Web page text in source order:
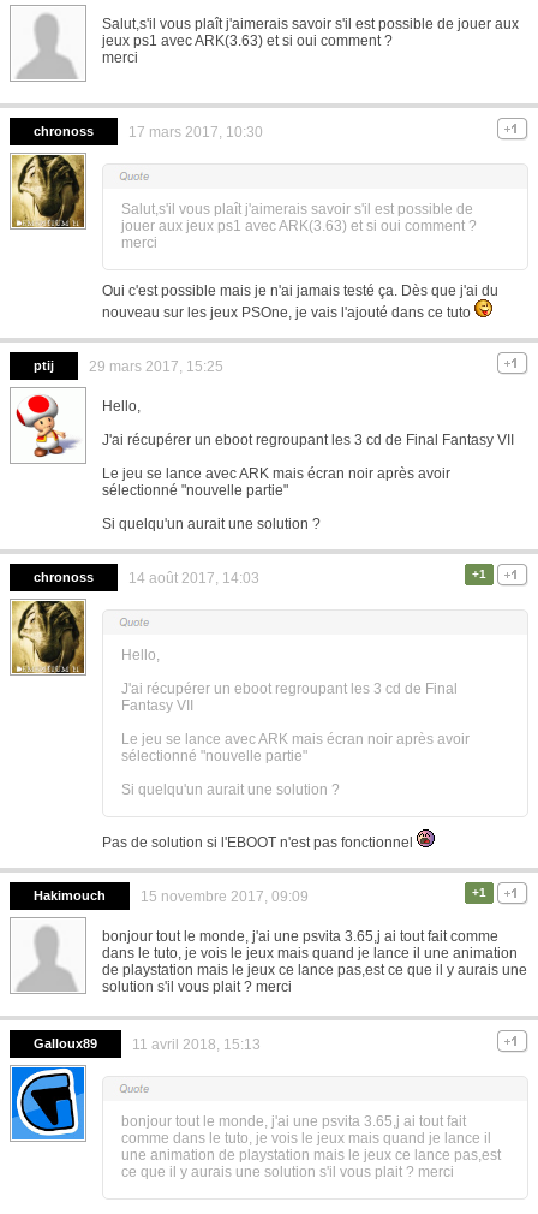
Salut,s'il vous plaît j'aimerais savoir s'il est possible de jouer aux
jeux ps1 avec ARK(3.63) et si oui comment ?
merci
chronoss 17 mars 2017, 10:30
Salut,s'il vous plaît j'aimerais savoir s'il est possible de
jouer aux jeux ps1 avec ARK(3.63) et si oui comment ?
merci
Oui c'est possible mais je n'ai jamais testé ça. Dès que j'ai du
nouveau sur les jeux PSOne, je vais l'ajouté dans ce tuto
ptij 29 mars 2017, 15:25
Hello,
J'ai récupérer un eboot regroupant les 3 cd de Final Fantasy VII
Le jeu se lance avec ARK mais écran noir après avoir
sélectionné "nouvelle partie"
Si quelqu'un aurait une solution ?
chronoss 14 août 2017, 14:03 +1
Hello,
J'ai récupérer un eboot regroupant les 3 cd de Final
Fantasy VII
Le jeu se lance avec ARK mais écran noir après avoir
sélectionné "nouvelle partie"
Si quelqu'un aurait une solution ?
Pas de solution si l'EBOOT n'est pas fonctionnel
Hakimouch 15 novembre 2017, 09:09 +1
bonjour tout le monde, j'ai une psvita 3.65,j ai tout fait comme
dans le tuto, je vois le jeux mais quand je lance il une animation
de playstation mais le jeux ce lance pas,est ce que il y aurais une
solution s'il vous plait ? merci
Galloux89 11 avril 2018, 15:13
bonjour tout le monde, j'ai une psvita 3.65,j ai tout fait
comme dans le tuto, je vois le jeux mais quand je lance il
une animation de playstation mais le jeux ce lance pas,est
ce que il y aurais une solution s'il vous plait ? merci